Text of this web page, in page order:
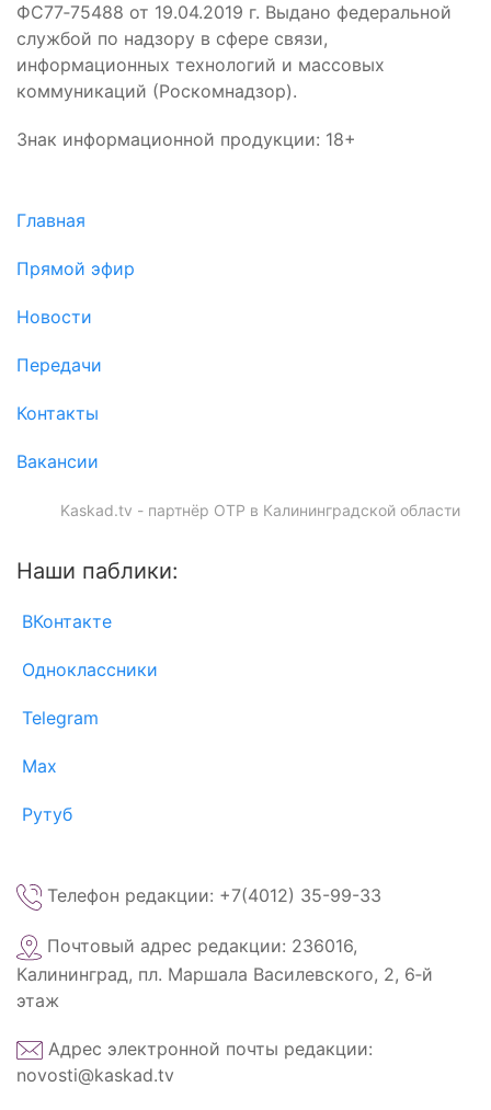
ФС77‑75488 от 19.04.2019 г. Выдано федеральной
службой по надзору в сфере связи,
информационных технологий и массовых
коммуникаций (Роскомнадзор).
Знак информационной продукции: 18+
Главная
Прямой эфир
Новости
Передачи
Контакты
Вакансии
Kaskad.tv - партнёр ОТР в Калининградской области
Наши паблики:
ВКонтакте
Одноклассники
Telegram
Max
Рутуб
Телефон редакции: +7(4012) 35-99-33
Почтовый адрес редакции: 236016,
Калининград, пл. Маршала Василевского, 2, 6‑й
этаж
Адрес электронной почты редакции:
novosti@kaskad.tv